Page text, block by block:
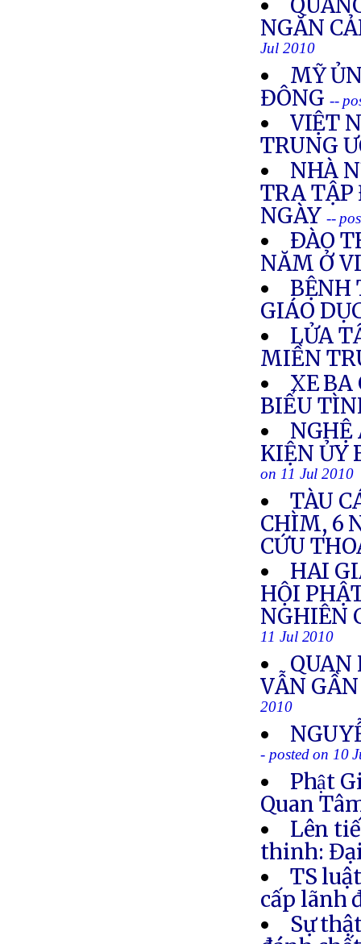
NGĂN
Jul 2010
MỸ
ĐÔNG --
VIỆT
TRUNG
NHÀ
TRA TẬP
NGÀY --
ÐÀO
NĂM Ở
BỆNH
GIÁO
LỬA
MIỀN
XE BA
BIỂU
NGHỆ
KIỆN ỦY
on 11 Jul 2010
TÀU
CHÌM, 6
CỨU
HAI
HỘI
NGHIÊN
11 Jul 2010
QUAN
VẪN
2010
- posted on 10
Phật
Quan
Lên
thinh:
TS
cấp lãnh
Sự